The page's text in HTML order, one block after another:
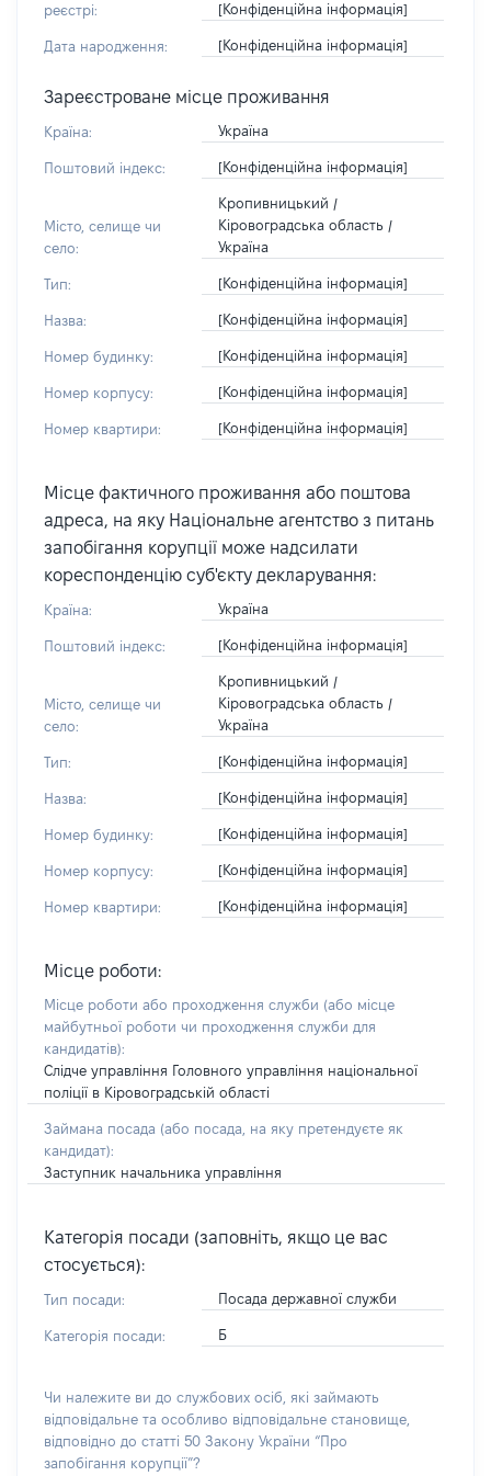
реєстрі:
[Конфіденційна інформація]
Дата народження: [Конфіденційна інформація]
Зареєстроване місце проживання
Країна: Україна
Поштовий індекс: [Конфіденційна інформація]
Місто, селище чи
село:
Кропивницький /
Кіровоградська область /
Україна
Тип: [Конфіденційна інформація]
Назва: [Конфіденційна інформація]
Номер будинку: [Конфіденційна інформація]
Номер корпусу: [Конфіденційна інформація]
Номер квартири: [Конфіденційна інформація]
Місце фактичного проживання або поштова
адреса, на яку Національне агентство з питань
запобігання корупції може надсилати
кореспонденцію суб'єкту декларування:
Країна: Україна
Поштовий індекс: [Конфіденційна інформація]
Місто, селище чи
село:
Кропивницький /
Кіровоградська область /
Україна
Тип: [Конфіденційна інформація]
Назва: [Конфіденційна інформація]
Номер будинку: [Конфіденційна інформація]
Номер корпусу: [Конфіденційна інформація]
Номер квартири: [Конфіденційна інформація]
Місце роботи:
Місце роботи або проходження служби (або місце
майбутньої роботи чи проходження служби для
кандидатів):
Слідче управління Головного управління національної
поліції в Кіровоградській області
Займана посада (або посада, на яку претендуєте як
кандидат):
Заступник начальника управління
Категорія посади (заповніть, якщо це вас
стосується):
Тип посади: Посада державної служби
Категорія посади: Б
Чи належите ви до службових осіб, які займають
відповідальне та особливо відповідальне становище,
відповідно до статті 50 Закону України “Про
запобігання корупції”?